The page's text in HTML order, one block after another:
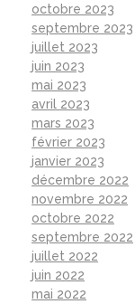
octobre 2023
septembre 2023
juillet 2023
juin 2023
mai 2023
avril 2023
mars 2023
février 2023
janvier 2023
décembre 2022
novembre 2022
octobre 2022
septembre 2022
juillet 2022
juin 2022
mai 2022